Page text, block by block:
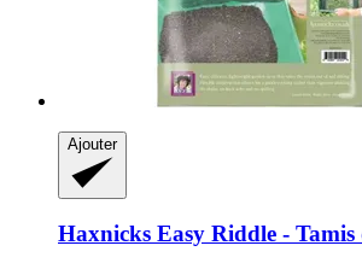
Ajouter
Haxnicks Easy Riddle -​